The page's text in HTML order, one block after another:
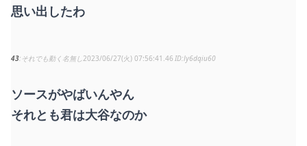
思い出したわ
43 それでも動く名無し2023/06/27(火) 07:56:41.46 ly6dqiu60
ソースがやばいんやん
それとも君は大谷なのか